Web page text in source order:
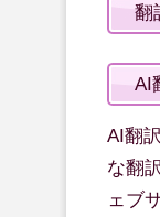
翻
AI
AI翻
な翻
ェブ